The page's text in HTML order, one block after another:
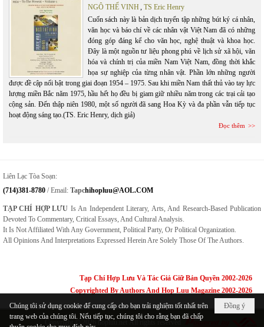
NGÔ THẾ VINH, TS Eric Henry
Cuốn sách này là bản dịch tuyển tập những bút ký cá nhân,
văn học và báo chí về các nhân vật Việt Nam đã có những
đóng góp đáng kể cho văn học, nghệ thuật và khoa học.
Đây là một nguồn tư liệu phong phú về lịch sử xã hội, văn
hóa và chính trị của miền Nam Việt Nam, đồng thời khắc
họa sự nghiệp của từng nhân vật. Phần lớn những người
được đề cập nổi bật trong giai đoạn 1954 – 1975. Sau khi miền Nam thất thủ vào tay lực
lượng miền Bắc năm 1975, hầu hết họ đều bị giam giữ nhiều năm trong các trại cải tạo
cộng sản. Đến thập niên 1980, một số người đã sang Hoa Kỳ và đa phần vẫn tiếp tục
hoạt động sáng tạo.(TS. Eric Henry, dịch giả)
Đọc thêm
Liên Lạc Tòa Soạn:
(714)381-8780 / Email: TapcHihopluu@AOL.COM
TẠP CHÍ HỢP LƯU Is An Independent Literary, Arts, And Research-Based Publication
Devoted To Commentary, Critical Essays, And Cultural Analysis.
It Is Not Affiliated With Any Government, Political Party, Or Political Organization.
All Opinions And Interpretations Expressed Herein Are Solely Those Of The Authors.
Tạp Chí Hợp Lưu Và Tác Giả Giữ Bản Quyền 2002-2026
Copyrighted By Authors And Hop Luu Magazine 2002-2026
Copyright © 2026 hopluu.net All rights reserved
Đồng ý
Chúng tôi sử dụng cookie để cung cấp cho bạn trải nghiệm tốt nhất trên
trang web của chúng tôi. Nếu tiếp tục, chúng tôi cho rằng bạn đã chấp